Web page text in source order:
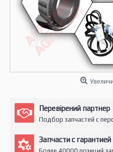
Перевірений партнер
Подбор запчастей с
Запчасти с гарантией